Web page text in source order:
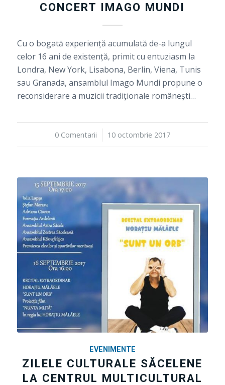
CONCERT IMAGO MUNDI
Cu o bogată experienţă acumulată de-a lungul
celor 16 ani de existenţă, primit cu entuziasm la
Londra, New York, Lisabona, Berlin, Viena, Tunis
sau Granada, ansamblul Imago Mundi propune o
reconsiderare a muzicii tradiţionale româneşti…
0 Comentarii
/ 10 octombrie 2017
EVENIMENTE
ZILELE CULTURALE SĂCELENE
LA CENTRUL MULTICULTURAL